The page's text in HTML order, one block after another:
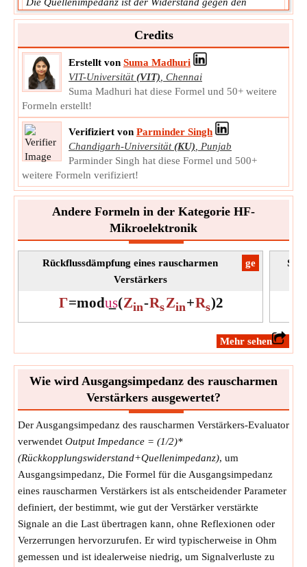
Stromfluss, den die Quelle der Last entgegensetzt.
Messung:Elektrischer Widerstand
Einheit:
Ω
Notiz:Der Wert sollte größer als 0 sein.
Credits
Erstellt von Suma Madhuri
VIT-Universität (VIT) Chennai
Suma Madhuri hat diese Formel und 50+ weitere
Formeln erstellt!
Verifiziert von Parminder Singh
Chandigarh-Universität (KU)
Punjab
Parminder Singh hat diese Formel und 500+
weitere Formeln verifiziert!
Andere Formeln in der Kategorie HF-
Mikroelektronik
​ge
Rückflussdämpfung eines rauscharmen
Verstärkers
Γ=modus(Zin-RsZin+Rs)2
​Mehr sehen
Wie wird Ausgangsimpedanz des rauscharmen
Verstärkers ausgewertet?
Der Ausgangsimpedanz des rauscharmen Verstärkers-Evaluator
verwendet Output Impedance = (1/2)*
(Rückkopplungswiderstand+Quellenimpedanz), um
Ausgangsimpedanz, Die Formel für die Ausgangsimpedanz
eines rauscharmen Verstärkers ist als entscheidender Parameter
definiert, der bestimmt, wie gut der Verstärker verstärkte
Signale an die Last übertragen kann, ohne Reflexionen oder
Verzerrungen hervorzurufen. Er wird typischerweise in Ohm
gemessen und ist idealerweise niedrig, um Signalverluste zu